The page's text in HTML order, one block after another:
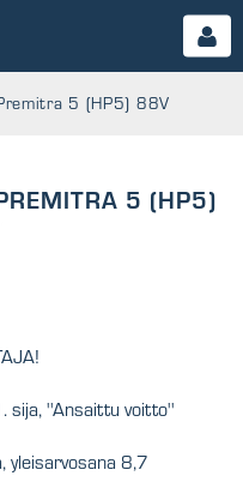
5 (HP5) 88V
5 (HP5)
''Ansaittu voitto''
8,7